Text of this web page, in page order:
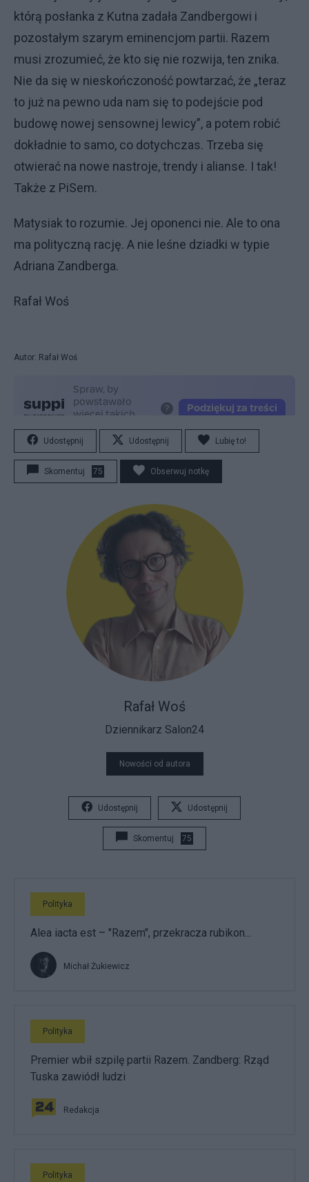
którą posłanka z Kutna zadała Zandbergowi i
pozostałym szarym eminencjom partii. Razem
musi zrozumieć, że kto się nie rozwija, ten znika.
Nie da się w nieskończoność powtarzać, że „teraz
to już na pewno uda nam się to podejście pod
budowę nowej sensownej lewicy”, a potem robić
dokładnie to samo, co dotychczas. Trzeba się
otwierać na nowe nastroje, trendy i alianse. I tak!
Także z PiSem.
Matysiak to rozumie. Jej oponenci nie. Ale to ona
ma polityczną rację. A nie leśne dziadki w typie
Adriana Zandberga.
Rafał Woś
Autor: Rafał Woś
Udostępnij Udostępnij Lubię to!
Skomentuj 75 Obserwuj notkę
Dziennikarz Salon24
Rafał Woś
Nowości od autora
Udostępnij Udostępnij
Skomentuj 75
Polityka
Alea iacta est – "Razem", przekracza rubikon...
Michał Żukiewicz
Polityka
Premier wbił szpilę partii Razem. Zandberg: Rząd
Tuska zawiódł ludzi
Redakcja
Polityka